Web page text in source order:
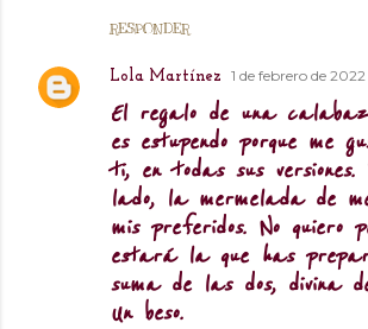
RESPONDER
Lola Martínez 1 de febrero de
El regalo de una
es estupendo porque me
ti, en todas sus versiones.
lado, la mermelada de
mis preferidos. No quiero
estará la que has
suma de las dos, divina
Un beso.